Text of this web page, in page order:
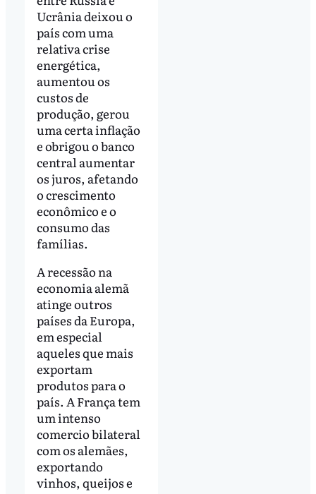
Ucrânia deixou o
país com uma
relativa crise
energética,
aumentou os
custos de
produção, gerou
uma certa inflação
e obrigou o banco
central aumentar
os juros, afetando
o crescimento
econômico e o
consumo das
famílias.
A recessão na
economia alemã
atinge outros
países da Europa,
em especial
aqueles que mais
exportam
produtos para o
país. A França tem
um intenso
comercio bilateral
com os alemães,
exportando
vinhos, queijos e